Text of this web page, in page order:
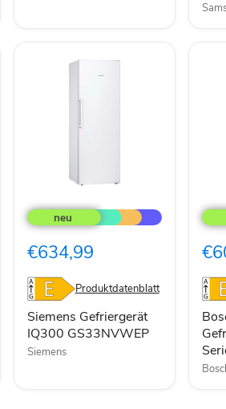
Gefriergerät
IQ300
€634,99
Produktdatenblatt
Siemens Gefriergerät
IQ300 GS33NVWEP
Siemens